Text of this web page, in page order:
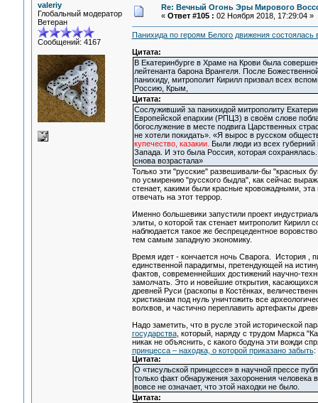
valeriy
Глобальный модератор
Ветеран
Сообщений: 4167
Re: Вечный Огонь Эры Мирового
« Ответ #105 : 02 Ноября 2018, 17:29:04 »
Панихида по героям Белого движения состоялась
Цитата:
В Екатеринбурге в Храме на Крови была
лейтенанта барона Врангеля. После
панихиду, митрополит Кирилл призвал всех
Россию, Крым,
Цитата:
Сослуживший за панихидой митрополиту
Европейской епархии (РПЦЗ) в своём слове
богослужение в месте подвига Царственных
не хотели покидать». «Я вырос в русском
купечество, казакии.
Были люди из всех
Запада. И это была Россия, которая
снова возрастала»
Только эти "русские" развешивали-бы "красных
по усмирению "русского быдла", как сейчас
стенает, какими были красные кровожадными,
отвечать на этот террор.
Именно большевики запустили проект
элиты, о которой так стенает митрополит
наблюдается такое же беспрецедентное
тем самым западную экономику.
Время идет - кончается ночь Сварога. История
единственной парадигмы, претендующей на
фактов, современнейших достижений научно-
замолчать. Это и новейшие открытия,
древней Руси (раскопы в Костёнках,
христианам под нуль уничтожить все
волхвов, и частично переплавить артефакты
Надо заметить, что в русле этой исторической
государства, который, наряду с трудом Маркса
никак не объяснить, с какого бодуна эти вожди
принцесса – находка, о которой приказано забыть:
Цитата:
О «тисульской принцессе» в научной прессе
только факт обнаружения захоронения
вовсе не означает, что этой находки не было.
Цитата: